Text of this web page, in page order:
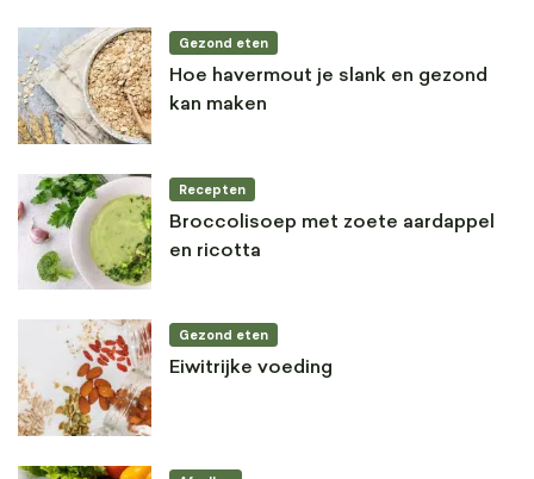
Gezond eten
Hoe havermout je slank en gezond
kan maken
Recepten
Broccolisoep met zoete aardappel
en ricotta
Gezond eten
Eiwitrijke voeding